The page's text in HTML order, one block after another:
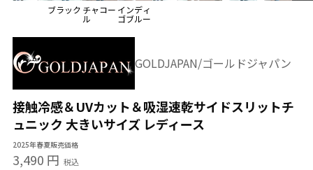
ブラック チャコー
ル
インディ
ゴブルー
GOLDJAPAN/ゴールドジャパン
接触冷感＆UVカット＆吸湿速乾サイドスリットチ
ュニック 大きいサイズ レディース
2025年春夏販売価格
3,490 円 税込